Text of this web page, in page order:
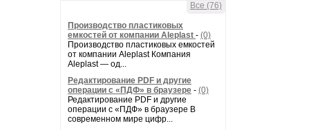
Все (76)
Производство пластиковых
емкостей от компании Aleplast - (0)
Производство пластиковых емкостей
от компании Aleplast Компания
Aleplast — од...
Редактирование PDF и другие
операции с «ПДФ» в браузере - (0)
Редактирование PDF и другие
операции с «ПДФ» в браузере В
современном мире цифр...